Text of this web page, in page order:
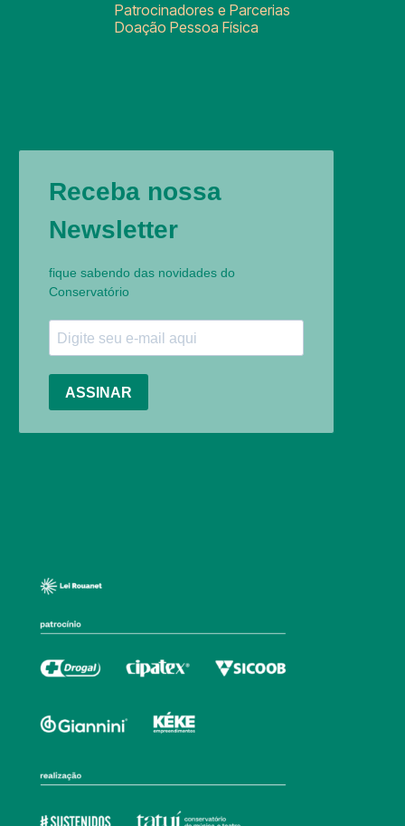
Patrocinadores e Parcerias
Doação Pessoa Física